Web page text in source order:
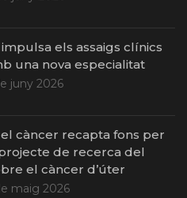
els assaigs clínics
una nova especialitat
juny 2026
càncer recapta fons per
de recerca del
el càncer d’úter
maig 2026